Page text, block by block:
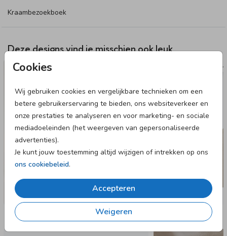
Cookies
Wij gebruiken cookies en vergelijkbare technieken om een
betere gebruikerservaring te bieden, ons websiteverkeer en
onze prestaties te analyseren en voor marketing- en sociale
mediadoeleinden (het weergeven van gepersonaliseerde
advertenties).
Je kunt jouw toestemming altijd wijzigen of intrekken op ons
ons cookiebeleid.
Accepteren
Weigeren
kleurverschil ontstaan tussen het boek en de
- Levertijd: 3-4 werkdagen
Dit product maakt onderdeel uit vandeze set.
Kraambezoekboek
Deze designs vind je misschien ook leuk
Nog meer in deze stijl